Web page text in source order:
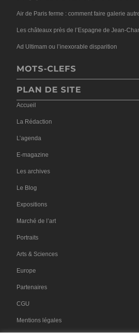
Air de Paris ferme : comment faire galerie
Les châteaux près de l’Espagne de Jean-
Ad Ultimam ou l’inexorable disparition
MOTS-CLEFS
PLAN DE SITE
Accueil
La Rédaction
L’agenda
E-magazine
Les archives
Le Blog
Expositions
Marché de l’art
Portraits
Arts & Sciences
Europe
Partenaires
CGU
Mentions légales